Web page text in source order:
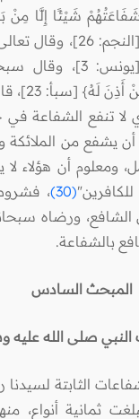
شَيْئًا إِلَّا مِنْ
لِمَنْ يَشَاءُ وَيَرْضَى}
إِلَّا مِنْ بَعْدِ إِذْنِهِ}
الشَّفَاعَةُ
لا تنفع الشفاعة في
أن يشفع من الملائكة
ومعلوم أن هؤلاء
(30)
،
الشافع، ورضاه
بالشفاعة.
المبحث السادس
صلى الله عليه
الثابتة
ثمانية أنواع،